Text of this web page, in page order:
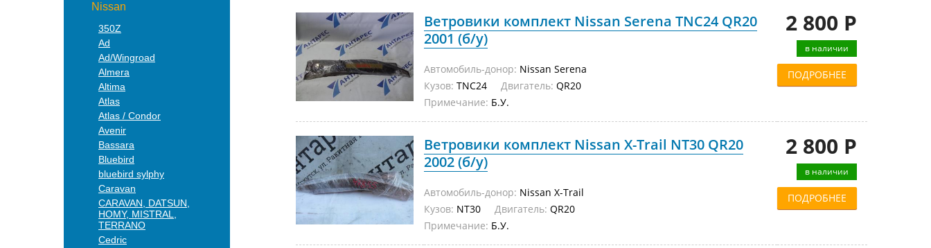
Nissan
350Z
Ad
Ad/Wingroad
Almera
Altima
Atlas
Atlas / Condor
Avenir
Bassara
Bluebird
bluebird sylphy
Caravan
CARAVAN, DATSUN,
HOMY, MISTRAL,
TERRANO
Cedric
Ветровики комплект Nissan Serena TNC24 QR20
2001 (б/у)
Автомобиль-донор: Nissan Serena
Кузов: TNC24 Двигатель: QR20
Примечание: Б.У.
2 800 Р
в наличии
ПОДРОБНЕЕ
Ветровики комплект Nissan X-Trail NT30 QR20
2002 (б/у)
Автомобиль-донор: Nissan X-Trail
Кузов: NT30 Двигатель: QR20
Примечание: Б.У.
2 800 Р
в наличии
ПОДРОБНЕЕ